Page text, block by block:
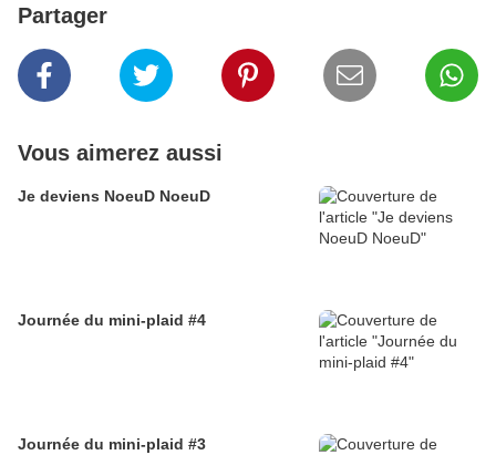
Partager
Vous aimerez aussi
Je deviens NoeuD NoeuD
Journée du mini-plaid #4
Journée du mini-plaid #3